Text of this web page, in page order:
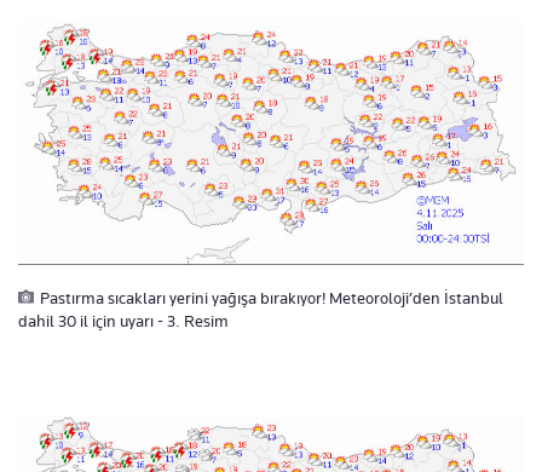
Pastırma sıcakları yerini yağışa bırakıyor! Meteoroloji’den İstanbul
dahil 30 il için uyarı - 3. Resim